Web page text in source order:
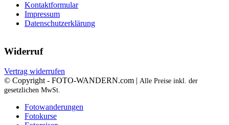
Kontaktformular
Impressum
Datenschutzerklärung
Widerruf
Vertrag widerrufen
© Copyright - FOTO-WANDERN.com | Alle Preise inkl. der
gesetzlichen MwSt.
Fotowanderungen
Fotokurse